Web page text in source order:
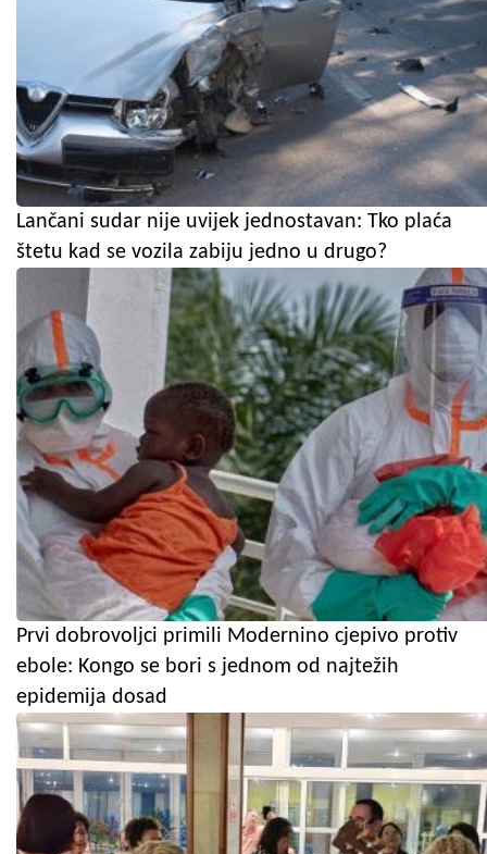
Lančani sudar nije uvijek jednostavan: Tko plaća
štetu kad se vozila zabiju jedno u drugo?
Prvi dobrovoljci primili Modernino cjepivo protiv
ebole: Kongo se bori s jednom od najtežih
epidemija dosad